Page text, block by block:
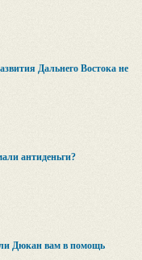
Дальнего Востока не
антиденьги?
Дюкан вам в помощь